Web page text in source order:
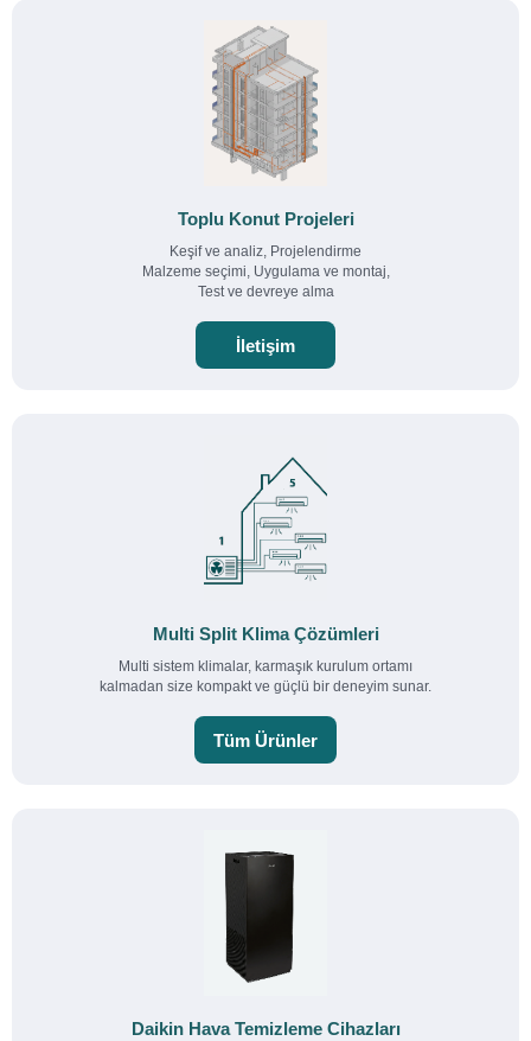
Toplu Konut Projeleri
Keşif ve analiz, Projelendirme
Malzeme seçimi, Uygulama ve montaj,
Test ve devreye alma
İletişim
Multi Split Klima Çözümleri
Multi sistem klimalar, karmaşık kurulum ortamı
kalmadan size kompakt ve güçlü bir deneyim sunar.
Tüm Ürünler
Daikin Hava Temizleme Cihazları